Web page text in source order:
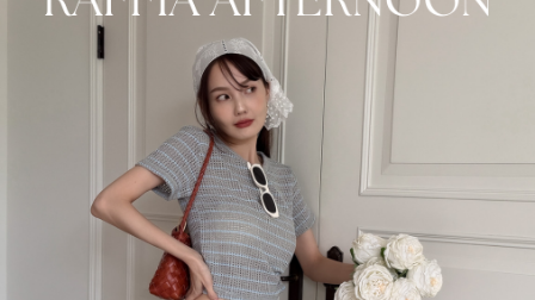
●VOVA商品皆為現貨+預購，官網與門市庫存同步，現貨會盡
力於24小時內出貨 ，週末及例假日出貨暫停。
規格無法加入購物車，即表示完售，等於門市也完
●若可接受預購，請點選"預購"規格加入購物車下單，預購商
品約1-3週工作日，不含假日 (特殊節日預購期變動將另行公
●預購商品若超過3週工作日，則自動拆單將現貨寄出，預購
商品後續寄出運費由VOVA自行負擔。